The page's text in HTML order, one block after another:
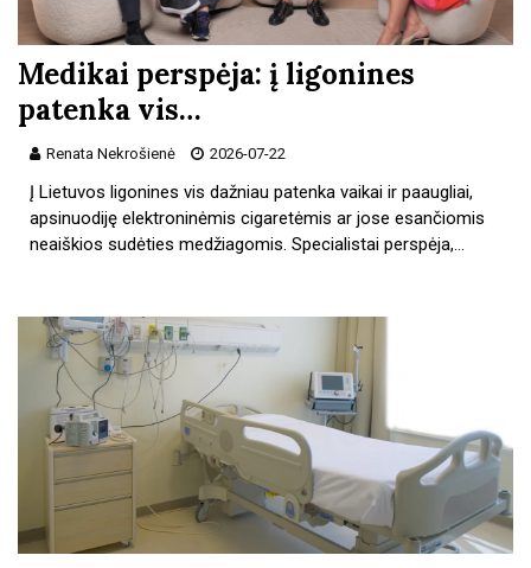
Medikai perspėja: į ligonines
patenka vis…
Renata Nekrošienė 2026-07-22
Į Lietuvos ligonines vis dažniau patenka vaikai ir paaugliai,
apsinuodiję elektroninėmis cigaretėmis ar jose esančiomis
neaiškios sudėties medžiagomis. Specialistai perspėja,…